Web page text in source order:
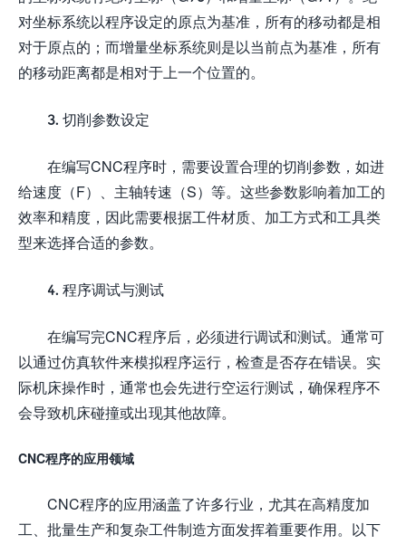
对坐标系统以程序设定的原点为基准，所有的移动都是相
对于原点的；而增量坐标系统则是以当前点为基准，所有
的移动距离都是相对于上一个位置的。
3. 切削参数设定
在编写CNC程序时，需要设置合理的切削参数，如进
给速度（F）、主轴转速（S）等。这些参数影响着加工的
效率和精度，因此需要根据工件材质、加工方式和工具类
型来选择合适的参数。
4. 程序调试与测试
在编写完CNC程序后，必须进行调试和测试。通常可
以通过仿真软件来模拟程序运行，检查是否存在错误。实
际机床操作时，通常也会先进行空运行测试，确保程序不
会导致机床碰撞或出现其他故障。
CNC程序的应用领域
CNC程序的应用涵盖了许多行业，尤其在高精度加
工、批量生产和复杂工件制造方面发挥着重要作用。以下